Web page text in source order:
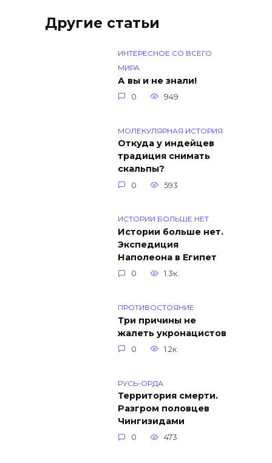
Другие статьи
ИНТЕРЕСНОЕ СО ВСЕГО
МИРА
А вы и не знали!
0 949
МОЛЕКУЛЯРНАЯ ИСТОРИЯ
Откуда у индейцев
традиция снимать
скальпы?
0 593
ИСТОРИИ БОЛЬШЕ НЕТ
Истории больше нет.
Экспедиция
Наполеона в Египет
0 1.3к.
ПРОТИВОСТОЯНИЕ
Три причины не
жалеть укронацистов
0 1.2к.
РУСЬ-ОРДА
Территория смерти.
Разгром половцев
Чингизидами
0 473